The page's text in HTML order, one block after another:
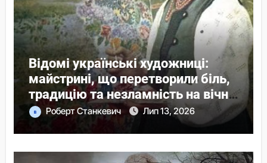
Відомі українські художниці:
майстрині, що перетворили біль,
традицію та незламність на вічні
образи
Роберт Станкевич Лип 13, 2026